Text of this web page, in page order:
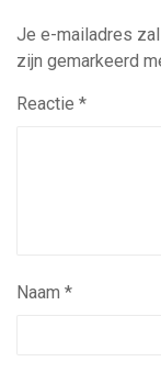
Je e-mailadres
zijn gemarkeerd
Reactie *
Naam *